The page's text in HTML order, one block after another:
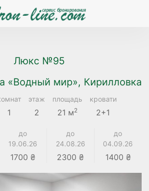
Люкс №95
«Водный мир», Кирилловка
1
этаж
2
площадь
21 м2
кровати
2+1
до
19.06.26
1700 ₴
до
24.08.26
2300 ₴
до
04.09.26
1400 ₴